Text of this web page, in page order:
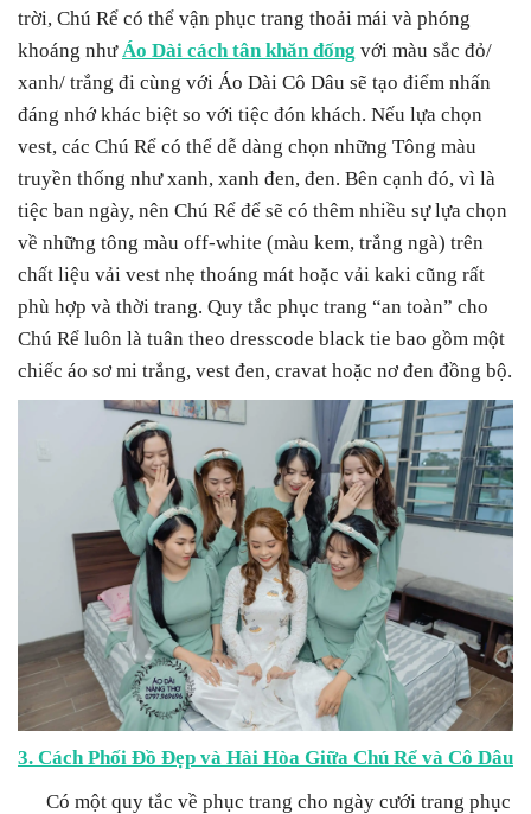
trời, Chú Rể có thể vận phục trang thoải mái và phóng
khoáng nhưÁo Dài cách tân khăn đống với màu sắc đỏ/
xanh/ trắng đi cùng với Áo Dài Cô Dâu sẽ tạo điểm nhấn
đáng nhớ khác biệt so với tiệc đón khách. Nếu lựa chọn
vest, các Chú Rể có thể dễ dàng chọn những Tông màu
truyền thống như xanh, xanh đen, đen. Bên cạnh đó, vì là
tiệc ban ngày, nên Chú Rể để sẽ có thêm nhiều sự lựa chọn
về những tông màu off-white (màu kem, trắng ngà) trên
chất liệu vải vest nhẹ thoáng mát hoặc vải kaki cũng rất
phù hợp và thời trang. Quy tắc phục trang “an toàn” cho
Chú Rể luôn là tuân theo dresscode black tie bao gồm một
chiếc áo sơ mi trắng, vest đen, cravat hoặc nơ đen đồng bộ.
3. Cách Phối Đồ Đẹp và Hài Hòa Giữa Chú Rể và Cô Dâu
Có một quy tắc về phục trang cho ngày cưới trang phục